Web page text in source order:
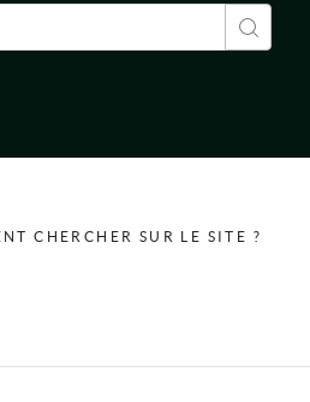
CHERCHER SUR LE SITE ?